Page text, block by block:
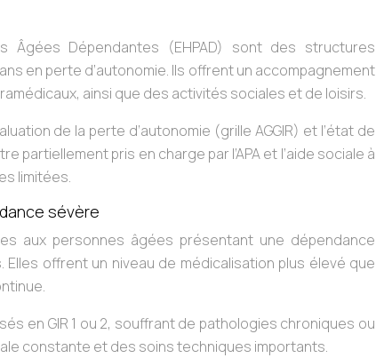
Âgées Dépendantes (EHPAD) sont des structures
en perte d’autonomie. Ils offrent un accompagnement
ainsi que des activités sociales et de loisirs.
de la perte d’autonomie (grille AGGIR) et l’état de
partiellement pris en charge par l’APA et l’aide sociale à
limitées.
sévère
aux personnes âgées présentant une dépendance
offrent un niveau de médicalisation plus élevé que
en GIR 1 ou 2, souffrant de pathologies chroniques ou
constante et des soins techniques importants.